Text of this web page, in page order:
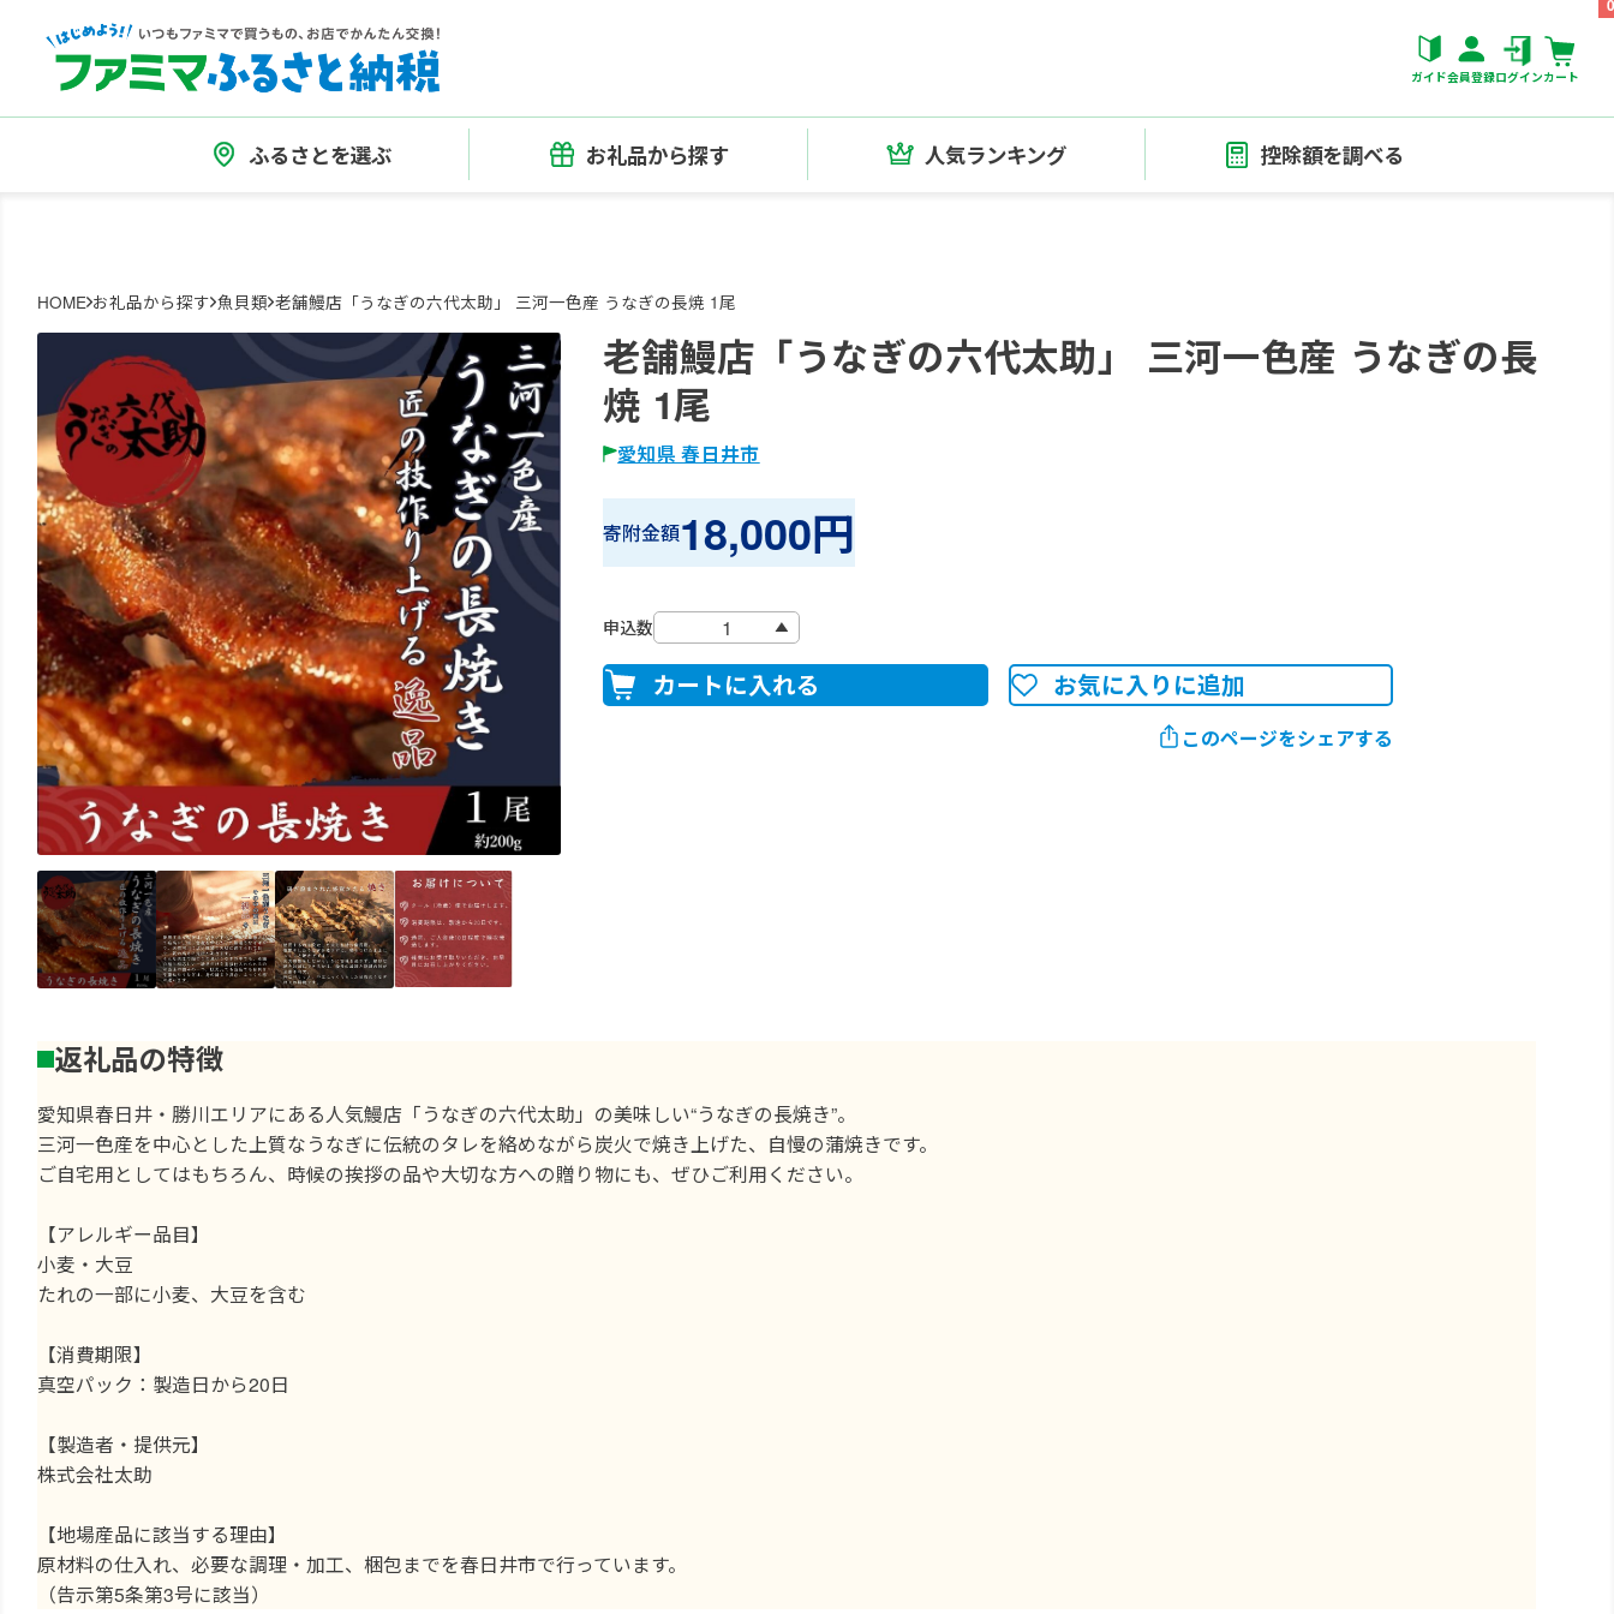
ガイド会員登録ログインカート
ふるさとを選ぶ お礼品から探す 人気ランキング 控除額を調べる
HOME お礼品から探す 魚貝類 老舗鰻店「うなぎの六代太助」 三河一色産 うなぎの長焼 1尾
老舗鰻店「うなぎの六代太助」 三河一色産 うなぎの長
焼 1尾
愛知県 春日井市
寄附金額18,000円
申込数
カートに入れる お気に入りに追加
このページをシェアする
返礼品の特徴
愛知県春日井・勝川エリアにある人気鰻店「うなぎの六代太助」の美味しい“うなぎの長焼き”。
三河一色産を中心とした上質なうなぎに伝統のタレを絡めながら炭火で焼き上げた、自慢の蒲焼きです。
ご自宅用としてはもちろん、時候の挨拶の品や大切な方への贈り物にも、ぜひご利用ください。
【アレルギー品目】
小麦・大豆
たれの一部に小麦、大豆を含む
【消費期限】
真空パック：製造日から20日
【製造者・提供元】
株式会社太助
【地場産品に該当する理由】
原材料の仕入れ、必要な調理・加工、梱包までを春日井市で行っています。
（告示第5条第3号に該当）